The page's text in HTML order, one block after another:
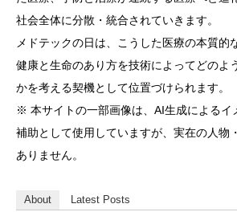
社会全体に分散・統合されていきます。
メドテックの日は、こうした医療の本質的
健康と生命のあり方を技術によってどのよ
かを考える契機として位置づけられます。
※ 本サイトの一部画像は、AI生成によるイ
補助として使用していますが、実在の人物
ありません。
About Latest Posts